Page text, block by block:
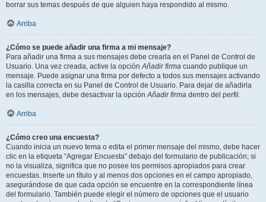
borrar sus temas después de que alguien haya respondido al mismo.
Arriba
¿Cómo se puede añadir una firma a mi mensaje?
Para añadir una firma a sus mensajes debe crearla en el Panel de Control de
Usuario. Una vez creada, active la opciónAñadir firma cuando publique un
mensaje. Puede asignar una firma por defecto a todos sus mensajes activando
la casilla correcta en su Panel de Control de Usuario. Para dejar de añadirla
en los mensajes, debe desactivar la opciónAñadir firma dentro del perfil.
Arriba
¿Cómo creo una encuesta?
Cuando inicia un nuevo tema o edita el primer mensaje del mismo, debe hacer
clic en la etiqueta “Agregar Encuesta” debajo del formulario de publicación; si
no la visualiza, significa que no posee los permisos apropiados para crear
encuestas. Inserte un título y al menos dos opciones en el campo apropiado,
asegurándose de que cada opción se encuentre en la correspondiente línea
del formulario. También puede elegir el número de opciones que el usuario